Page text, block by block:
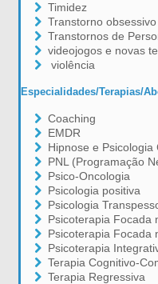
Timidez
Transtorno
Transtornos de
videojogos e novas
violência
Especialidades/Terapias/
Coaching
EMDR
Hipnose e Psicologia
PNL (Programação
Psico-Oncologia
Psicologia positiva
Psicologia
Psicoterapia Focada
Psicoterapia Focada
Psicoterapia
Terapia Cognitivo-
Terapia Regressiva